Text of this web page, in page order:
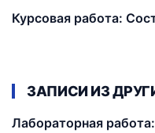
Курсовая работа:
ЗАПИСИ ИЗ
Лабораторная